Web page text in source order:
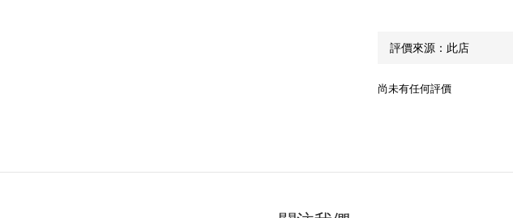
尚未有任何評價